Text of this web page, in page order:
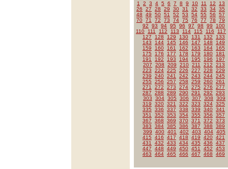
1 2 3 4 5 6 7 8 9 10 11 12
13
26
27 28 29 30 31 32 33 34 35
48
49 50 51 52 53 54 55 56
57
70 71 72 73 74 75 76 77 78
79
92
93 94 95 96 97 98 99
100
110
111 112 113 114 115 116
117
127
128 129 130 131 132
133
143
144 145 146 147 148
149
159
160 161 162 163 164
165
175
176 177 178 179 180
181
191
192 193 194 195 196
197
207
208 209 210 211 212
213
223
224 225 226 227 228
229
239
240 241 242 243 244 245
255
256 257 258 259 260 261
271
272 273 274 275 276
277
287
288 289 290 291 292
293
303
304 305 306 307 308
309
319
320 321 322 323 324 325
335
336 337 338 339 340 341
351
352 353 354 355 356
357
367
368 369 370 371 372
373
383
384 385 386 387 388
389
399
400 401 402 403 404 405
415
416 417 418 419 420 421
431
432 433 434 435 436
437
447
448 449 450 451 452
453
463
464 465 466 467 468 469